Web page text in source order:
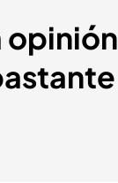
opinión